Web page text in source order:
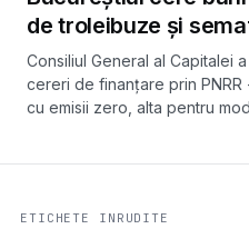
de troleibuze și
Consiliul General al Capitalei
cereri de finanțare prin
cu emisii zero, alta pentru
ETICHETE INRUDITE